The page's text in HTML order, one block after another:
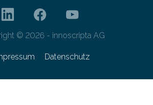
© 2026 - innoscripta AG
Datenschutz